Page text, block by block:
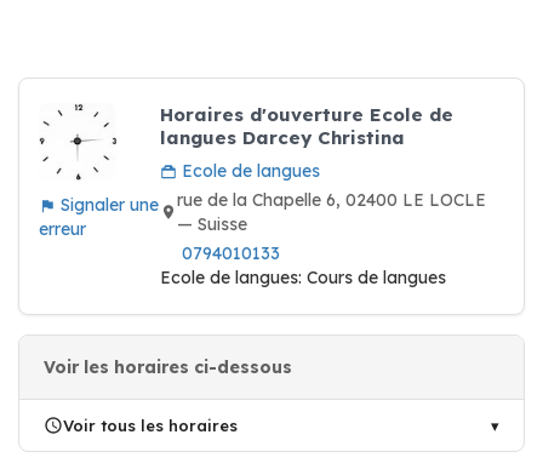
Signaler une
erreur
Horaires d'ouverture Ecole de
langues Darcey Christina
Ecole de langues
rue de la Chapelle 6, 02400 LE LOCLE
— Suisse
0794010133
Ecole de langues: Cours de langues
Voir les horaires ci-dessous
Voir tous les horaires